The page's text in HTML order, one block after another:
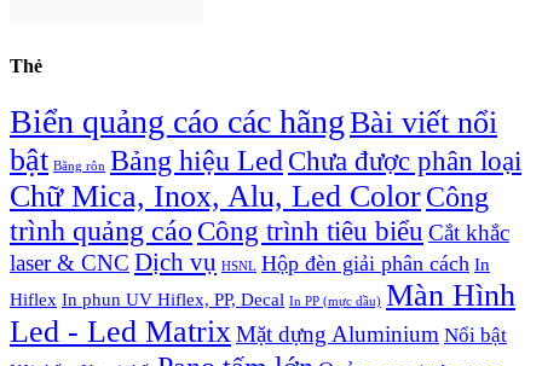
Thẻ
Biển quảng cáo các hãngBài viết nổi
bật Băng rôn Bảng hiệu Led Chưa được phân loại
Chữ Mica, Inox, Alu, Led ColorCông
trình quảng cáo Công trình tiêu biểu Cắt khắc
laser & CNC Dịch vụ HSNL Hộp đèn giải phân cách In
Hiflex In phun UV Hiflex, PP, Decal In PP (mực dầu) Màn Hình
Led - Led MatrixMặt dựng Aluminium Nổi bật